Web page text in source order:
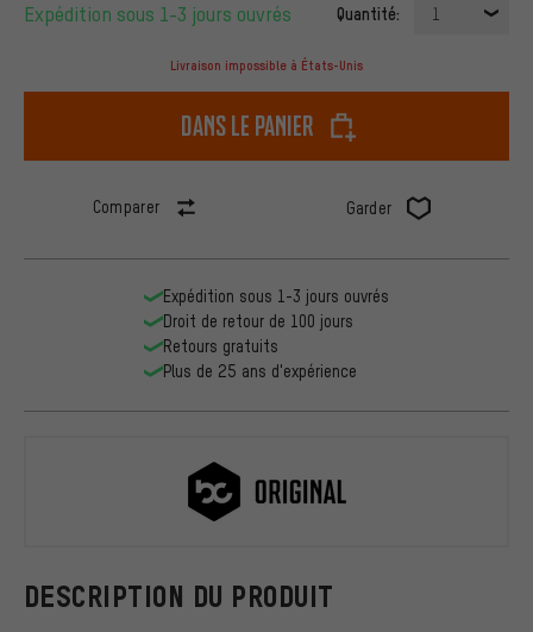
Expédition sous 1-3 jours ouvrés Quantité: 1
Livraison impossible à États-Unis
dans le panier
Comparer Garder
DESCRIPTION DU PRODUIT
Expédition sous 1-3 jours ouvrés
Droit de retour de 100 jours
Retours gratuits
Plus de 25 ans d'expérience